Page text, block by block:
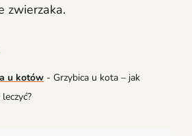
zwierzaka.
u kotów - Grzybica u kota – jak